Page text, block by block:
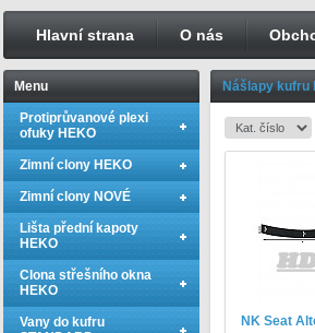
Nášlapy kufru
NK Seat
Menu
Protiprůvanové plexi
ofuky HEKO
Zimní clony HEKO
Zimní clony NOVÉ
Lišta přední kapoty
HEKO
Clona střešního okna
HEKO
Vany do kufru
Hlavní strana O nás